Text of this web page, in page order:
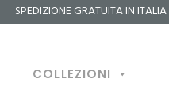
SPEDIZIONE GRATUITA IN
COLLEZIONI